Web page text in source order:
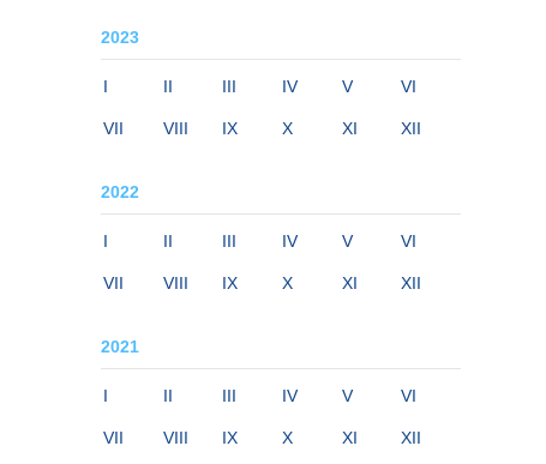
2023
I II III IV V VI
VII VIII IX X XI XII
2022
I II III IV V VI
VII VIII IX X XI XII
2021
I II III IV V VI
VII VIII IX X XI XII